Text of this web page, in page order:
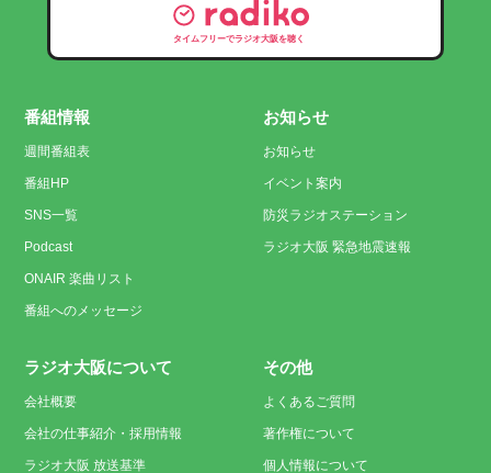
タイムフリーでラジオ大阪を聴く
番組情報
週間番組表
番組HP
SNS一覧
Podcast
ONAIR 楽曲リスト
番組へのメッセージ
お知らせ
お知らせ
イベント案内
防災ラジオステーション
ラジオ大阪 緊急地震速報
ラジオ大阪について
会社概要
会社の仕事紹介・採用情報
ラジオ大阪 放送基準
その他
よくあるご質問
著作権について
個人情報について